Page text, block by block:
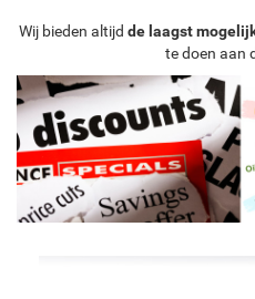
Wij bieden altijd de laagst
te doen aan